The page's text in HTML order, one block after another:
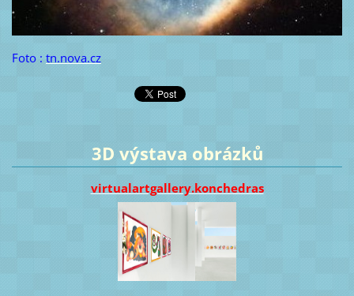
Foto : tn.nova.cz
3D výstava obrázků
virtualartgallery.konchedras